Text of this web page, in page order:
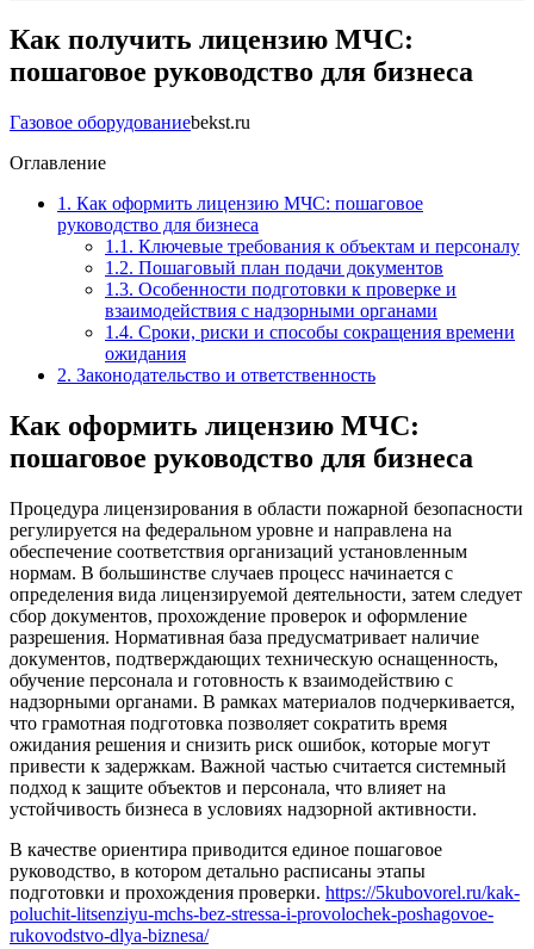
Как получить лицензию МЧС:
пошаговое руководство для бизнеса
Газовое оборудованиеbekst.ru
Оглавление
1. Как оформить лицензию МЧС: пошаговое
руководство для бизнеса
1.1. Ключевые требования к объектам и персоналу
1.2. Пошаговый план подачи документов
1.3. Особенности подготовки к проверке и
взаимодействия с надзорными органами
1.4. Сроки, риски и способы сокращения времени
ожидания
2. Законодательство и ответственность
Как оформить лицензию МЧС:
пошаговое руководство для бизнеса
Процедура лицензирования в области пожарной безопасности
регулируется на федеральном уровне и направлена на
обеспечение соответствия организаций установленным
нормам. В большинстве случаев процесс начинается с
определения вида лицензируемой деятельности, затем следует
сбор документов, прохождение проверок и оформление
разрешения. Нормативная база предусматривает наличие
документов, подтверждающих техническую оснащенность,
обучение персонала и готовность к взаимодействию с
надзорными органами. В рамках материалов подчеркивается,
что грамотная подготовка позволяет сократить время
ожидания решения и снизить риск ошибок, которые могут
привести к задержкам. Важной частью считается системный
подход к защите объектов и персонала, что влияет на
устойчивость бизнеса в условиях надзорной активности.
В качестве ориентира приводится единое пошаговое
руководство, в котором детально расписаны этапы
подготовки и прохождения проверки. https://5kubovorel.ru/kak-
poluchit-litsenziyu-mchs-bez-stressa-i-provolochek-poshagovoe-
rukovodstvo-dlya-biznesa/